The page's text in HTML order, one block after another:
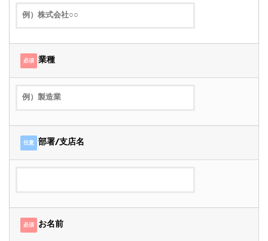
必須 業種
任意 部署/支店名
必須 お名前